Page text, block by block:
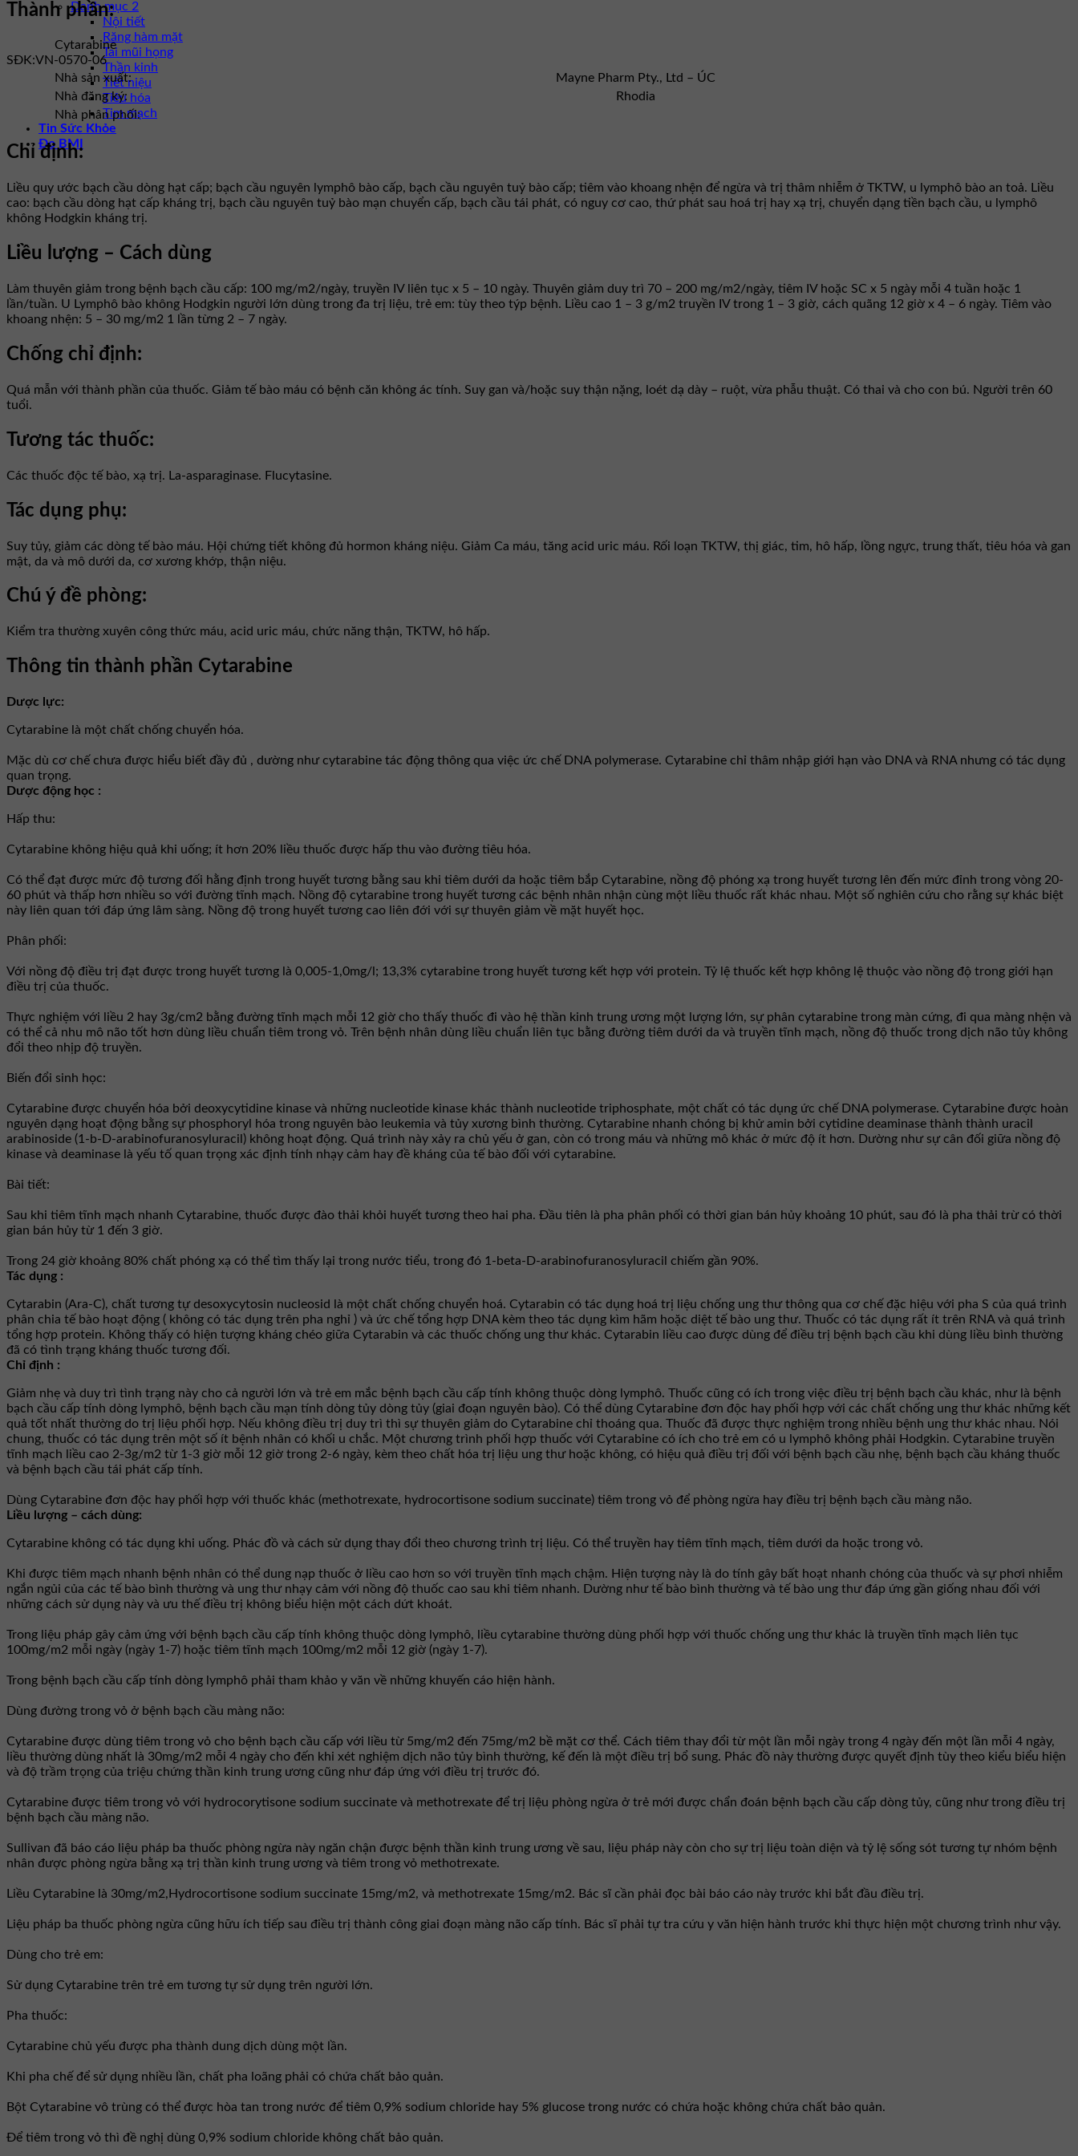
Danh mục 2
Nội tiết
Răng hàm mặt
Tai mũi họng
Thần kinh
Tiết niệu
Tiêu hóa
Tim mạch
Tin Sức Khỏe
Đo BMI
Thành phần:
Cytarabine
SĐK:VN-0570-06
Nhà sản xuất:
Mayne Pharm Pty., Ltd – ÚC
Nhà đăng ký:
Rhodia
Nhà phân phối:
Chỉ định:
Liều quy ước bạch cầu dòng hạt cấp; bạch cầu nguyên lymphô bào cấp, bạch cầu nguyên tuỷ bào cấp; tiêm vào khoang nhện để ngừa và trị thâm nhiễm ở TKTW, u lymphô bào an toả. Liều
cao: bạch cầu dòng hạt cấp kháng trị, bạch cầu nguyên tuỷ bào mạn chuyển cấp, bạch cầu tái phát, có nguy cơ cao, thứ phát sau hoá trị hay xạ trị, chuyển dạng tiền bạch cầu, u lymphô
không Hodgkin kháng trị.
Liều lượng – Cách dùng
Làm thuyên giảm trong bệnh bạch cầu cấp: 100 mg/m2/ngày, truyền IV liên tục x 5 – 10 ngày. Thuyên giảm duy trì 70 – 200 mg/m2/ngày, tiêm IV hoặc SC x 5 ngày mỗi 4 tuần hoặc 1
lần/tuần. U Lymphô bào không Hodgkin người lớn dùng trong đa trị liệu, trẻ em: tùy theo týp bệnh. Liều cao 1 – 3 g/m2 truyền IV trong 1 – 3 giờ, cách quãng 12 giờ x 4 – 6 ngày. Tiêm vào
khoang nhện: 5 – 30 mg/m2 1 lần từng 2 – 7 ngày.
Chống chỉ định:
Quá mẫn với thành phần của thuốc. Giảm tế bào máu có bệnh căn không ác tính. Suy gan và/hoặc suy thận nặng, loét dạ dày – ruột, vừa phẫu thuật. Có thai và cho con bú. Người trên 60
tuổi.
Tương tác thuốc:
Các thuốc độc tế bào, xạ trị. La-asparaginase. Flucytasine.
Tác dụng phụ:
Suy tủy, giảm các dòng tế bào máu. Hội chứng tiết không đủ hormon kháng niệu. Giảm Ca máu, tăng acid uric máu. Rối loạn TKTW, thị giác, tim, hô hấp, lồng ngực, trung thất, tiêu hóa và gan
mật, da và mô dưới da, cơ xương khớp, thận niệu.
Chú ý đề phòng:
Kiểm tra thường xuyên công thức máu, acid uric máu, chức năng thận, TKTW, hô hấp.
Thông tin thành phần Cytarabine
Dược lực:
Cytarabine là một chất chống chuyển hóa.
Mặc dù cơ chế chưa được hiểu biết đầy đủ , dường như cytarabine tác động thông qua việc ức chế DNA polymerase. Cytarabine chỉ thâm nhập giới hạn vào DNA và RNA nhưng có tác dụng
quan trọng.
Dược động học :
Hấp thu:
Cytarabine không hiệu quả khi uống; ít hơn 20% liều thuốc được hấp thu vào đường tiêu hóa.
Có thể đạt được mức độ tương đối hằng định trong huyết tương bằng sau khi tiêm dưới da hoặc tiêm bắp Cytarabine, nồng độ phóng xạ trong huyết tương lên đến mức đỉnh trong vòng 20-
60 phút và thấp hơn nhiều so với đường tĩnh mạch. Nồng độ cytarabine trong huyết tương các bệnh nhân nhận cùng một liều thuốc rất khác nhau. Một số nghiên cứu cho rằng sự khác biệt
này liên quan tới đáp ứng lâm sàng. Nồng độ trong huyết tương cao liên đới với sự thuyên giảm về mặt huyết học.
Phân phối:
Với nồng độ điều trị đạt được trong huyết tương là 0,005-1,0mg/l; 13,3% cytarabine trong huyết tương kết hợp với protein. Tỷ lệ thuốc kết hợp không lệ thuộc vào nồng độ trong giới hạn
điều trị của thuốc.
Thực nghiệm với liều 2 hay 3g/cm2 bằng đường tĩnh mạch mỗi 12 giờ cho thấy thuốc đi vào hệ thần kinh trung ương một lượng lớn, sự phân cytarabine trong màn cứng, đi qua màng nhện và
có thể cả nhu mô não tốt hơn dùng liều chuẩn tiêm trong vỏ. Trên bệnh nhân dùng liều chuẩn liên tục bằng đường tiêm dưới da và truyền tĩnh mạch, nồng độ thuốc trong dịch não tủy không
đổi theo nhịp độ truyền.
Biến đổi sinh học:
Cytarabine được chuyển hóa bởi deoxycytidine kinase và những nucleotide kinase khác thành nucleotide triphosphate, một chất có tác dụng ức chế DNA polymerase. Cytarabine được hoàn
nguyên dạng hoạt động bằng sự phosphoryl hóa trong nguyên bào leukemia và tủy xương bình thường. Cytarabine nhanh chóng bị khử amin bởi cytidine deaminase thành thành uracil
arabinoside (1-b-D-arabinofuranosyluracil) không hoạt động. Quá trình này xảy ra chủ yếu ở gan, còn có trong máu và những mô khác ở mức độ ít hơn. Dường như sự cân đối giữa nồng độ
kinase và deaminase là yếu tố quan trọng xác định tính nhạy cảm hay đề kháng của tế bào đối với cytarabine.
Bài tiết:
Sau khi tiêm tĩnh mạch nhanh Cytarabine, thuốc được đào thải khỏi huyết tương theo hai pha. Ðầu tiên là pha phân phối có thời gian bán hủy khoảng 10 phút, sau đó là pha thải trừ có thời
gian bán hủy từ 1 đến 3 giờ.
Trong 24 giờ khoảng 80% chất phóng xạ có thể tìm thấy lại trong nước tiểu, trong đó 1-beta-D-arabinofuranosyluracil chiếm gần 90%.
Tác dụng :
Cytarabin (Ara-C), chất tương tự desoxycytosin nucleosid là một chất chống chuyển hoá. Cytarabin có tác dụng hoá trị liệu chống ung thư thông qua cơ chế đặc hiệu với pha S của quá trình
phân chia tế bào hoạt động ( không có tác dụng trên pha nghỉ ) và ức chế tổng hợp DNA kèm theo tác dụng kìm hãm hoặc diệt tế bào ung thư. Thuốc có tác dụng rất ít trên RNA và quá trình
tổng hợp protein. Không thấy có hiện tượng kháng chéo giữa Cytarabin và các thuốc chống ung thư khác. Cytarabin liều cao được dùng để điều trị bệnh bạch cầu khi dùng liều bình thường
đã có tình trạng kháng thuốc tương đối.
Chỉ định :
Giảm nhẹ và duy trì tình trạng này cho cả người lớn và trẻ em mắc bệnh bạch cầu cấp tính không thuộc dòng lymphô. Thuốc cũng có ích trong việc điều trị bệnh bạch cầu khác, như là bệnh
bạch cầu cấp tính dòng lymphô, bệnh bạch cầu mạn tính dòng tủy dòng tủy (giai đoạn nguyên bào). Có thể dùng Cytarabine đơn độc hay phối hợp với các chất chống ung thư khác những kết
quả tốt nhất thường do trị liệu phối hợp. Nếu không điều trị duy trì thì sự thuyên giảm do Cytarabine chỉ thoáng qua. Thuốc đã được thực nghiệm trong nhiều bệnh ung thư khác nhau. Nói
chung, thuốc có tác dụng trên một số ít bệnh nhân có khối u chắc. Một chương trình phối hợp thuốc với Cytarabine có ích cho trẻ em có u lymphô không phải Hodgkin. Cytarabine truyền
tĩnh mạch liều cao 2-3g/m2 từ 1-3 giờ mỗi 12 giờ trong 2-6 ngày, kèm theo chất hóa trị liệu ung thư hoặc không, có hiệu quả điều trị đối với bệnh bạch cầu nhẹ, bệnh bạch cầu kháng thuốc
và bệnh bạch cầu tái phát cấp tính.
Dùng Cytarabine đơn độc hay phối hợp với thuốc khác (methotrexate, hydrocortisone sodium succinate) tiêm trong vỏ để phòng ngừa hay điều trị bệnh bạch cầu màng não.
Liều lượng – cách dùng:
Cytarabine không có tác dụng khi uống. Phác đồ và cách sử dụng thay đổi theo chương trình trị liệu. Có thể truyền hay tiêm tĩnh mạch, tiêm dưới da hoặc trong vỏ.
Khi được tiêm mạch nhanh bệnh nhân có thể dung nạp thuốc ở liều cao hơn so với truyền tĩnh mạch chậm. Hiện tượng này là do tính gây bất hoạt nhanh chóng của thuốc và sự phơi nhiễm
ngắn ngủi của các tế bào bình thường và ung thư nhạy cảm với nồng độ thuốc cao sau khi tiêm nhanh. Dường như tế bào bình thường và tế bào ung thư đáp ứng gần giống nhau đối với
những cách sử dụng này và ưu thế điều trị không biểu hiện một cách dứt khoát.
Trong liệu pháp gây cảm ứng với bệnh bạch cầu cấp tính không thuộc dòng lymphô, liều cytarabine thường dùng phối hợp với thuốc chống ung thư khác là truyền tĩnh mạch liên tục
100mg/m2 mỗi ngày (ngày 1-7) hoặc tiêm tĩnh mạch 100mg/m2 mỗi 12 giờ (ngày 1-7).
Trong bệnh bạch cầu cấp tính dòng lymphô phải tham khảo y văn về những khuyến cáo hiện hành.
Dùng đường trong vỏ ở bệnh bạch cầu màng não:
Cytarabine được dùng tiêm trong vỏ cho bệnh bạch cầu cấp với liều từ 5mg/m2 đến 75mg/m2 bề mặt cơ thể. Cách tiêm thay đổi từ một lần mỗi ngày trong 4 ngày đến một lần mỗi 4 ngày,
liều thường dùng nhất là 30mg/m2 mỗi 4 ngày cho đến khi xét nghiệm dịch não tủy bình thường, kế đến là một điều trị bổ sung. Phác đồ này thường được quyết định tùy theo kiểu biểu hiện
và độ trầm trọng của triệu chứng thần kinh trung ương cũng như đáp ứng với điều trị trước đó.
Cytarabine được tiêm trong vỏ với hydrocorytisone sodium succinate và methotrexate để trị liệu phòng ngừa ở trẻ mới được chẩn đoán bệnh bạch cầu cấp dòng tủy, cũng như trong điều trị
bệnh bạch cầu màng não.
Sullivan đã báo cáo liệu pháp ba thuốc phòng ngừa này ngăn chận được bệnh thần kinh trung ương về sau, liệu pháp này còn cho sự trị liệu toàn diện và tỷ lệ sống sót tương tự nhóm bệnh
nhân được phòng ngừa bằng xạ trị thần kinh trung ương và tiêm trong vỏ methotrexate.
Liều Cytarabine là 30mg/m2,Hydrocortisone sodium succinate 15mg/m2, và methotrexate 15mg/m2. Bác sĩ cần phải đọc bài báo cáo này trước khi bắt đầu điều trị.
Liệu pháp ba thuốc phòng ngừa cũng hữu ích tiếp sau điều trị thành công giai đoạn màng não cấp tính. Bác sĩ phải tự tra cứu y văn hiện hành trước khi thực hiện một chương trình như vậy.
Dùng cho trẻ em:
Sử dụng Cytarabine trên trẻ em tương tự sử dụng trên người lớn.
Pha thuốc:
Cytarabine chủ yếu được pha thành dung dịch dùng một lần.
Khi pha chế để sử dụng nhiều lần, chất pha loãng phải có chứa chất bảo quản.
Bột Cytarabine vô trùng có thể được hòa tan trong nước để tiêm 0,9% sodium chloride hay 5% glucose trong nước có chứa hoặc không chứa chất bảo quản.
Ðể tiêm trong vỏ thì đề nghị dùng 0,9% sodium chloride không chất bảo quản.